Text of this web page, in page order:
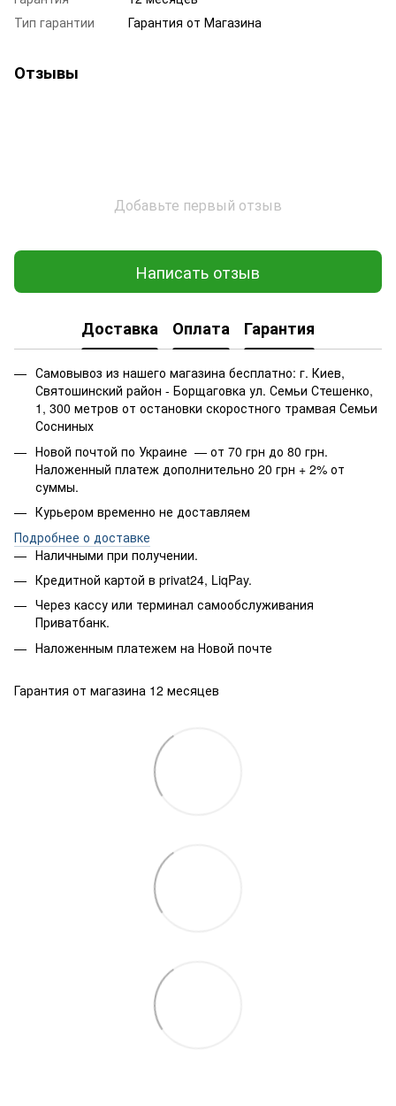
Тип гарантии
Гарантия от Магазина
Отзывы
Добавьте первый отзыв
Написать отзыв
Доставка Оплата Гарантия
Самовывоз из нашего магазина бесплатно: г. Киев,
Святошинский район - Борщаговка ул. Семьи Стешенко,
1, 300 метров от остановки скоростного трамвая Семьи
Сосниных
Новой почтой по Украине — от 70 грн до 80 грн.
Наложенный платеж дополнительно 20 грн + 2% от
суммы.
Курьером временно не доставляем
Подробнее о доставке
Наличными при получении.
Кредитной картой в privat24, LiqPay.
Через кассу или терминал самообслуживания
Приватбанк.
Наложенным платежем на Новой почте
Гарантия от магазина 12 месяцев